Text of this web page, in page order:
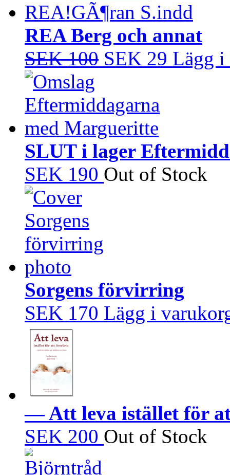
REA!
REA Berg och annat
SEK 100 SEK 29 Lägg i
SLUT i lager
SEK 190 Out of Stock
Sorgens förvirring
SEK 170 Lägg i
— Att leva istället för
SEK 200 Out of Stock